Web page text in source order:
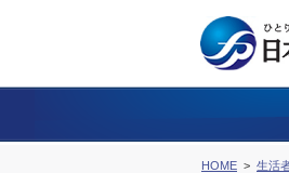
HOME 生活